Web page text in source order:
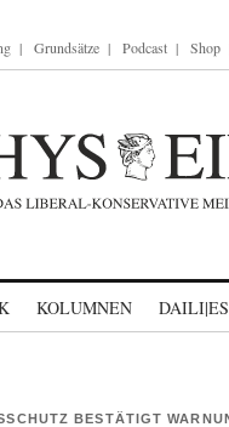
Grundsätze Podcast Shop
KOLUMNEN
BESTÄTIGT